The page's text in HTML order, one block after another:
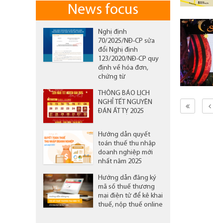
News focus
Nghị định
70/2025/NĐ-CP sửa
đổi Nghị định
123/2020/NĐ-CP quy
định về hóa đơn,
chứng từ
THÔNG BÁO LỊCH
NGHỈ TẾT NGUYÊN
ĐÁN ẤT TỴ 2025
Hướng dẫn quyết
toán thuế thu nhập
doanh nghiệp mới
nhất năm 2025
Hướng dẫn đăng ký
mã số thuế thương
mại điện tử để kê khai
thuế, nộp thuế online